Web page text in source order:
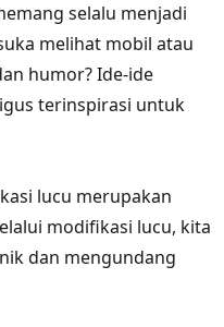
selalu menjadi
melihat mobil atau
humor? Ide-ide
terinspirasi untuk
lucu merupakan
modifikasi lucu, kita
dan mengundang